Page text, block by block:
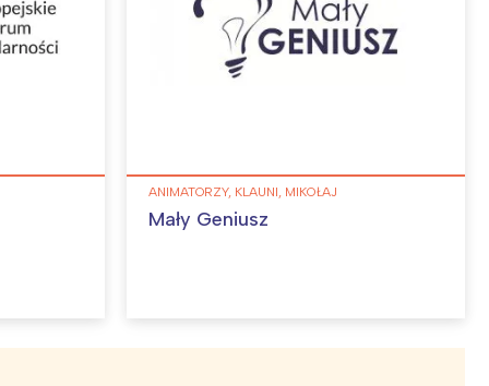
ANIMATORZY, KLAUNI, MIKOŁAJ
Mały Geniusz